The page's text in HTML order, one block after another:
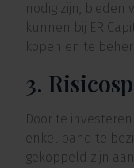
nodig zijn, bieden
kunnen bij ER
kopen en te
3.
Door te
enkel pand te
gekoppeld zijn